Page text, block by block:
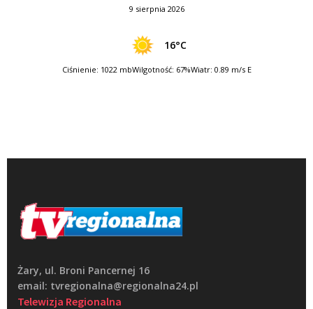
9 sierpnia 2026
16°C
Ciśnienie: 1022 mbWilgotność: 67%Wiatr: 0.89 m/s E
Żary, ul. Broni Pancernej 16
email: tvregionalna@regionalna24.pl
Telewizja Regionalna